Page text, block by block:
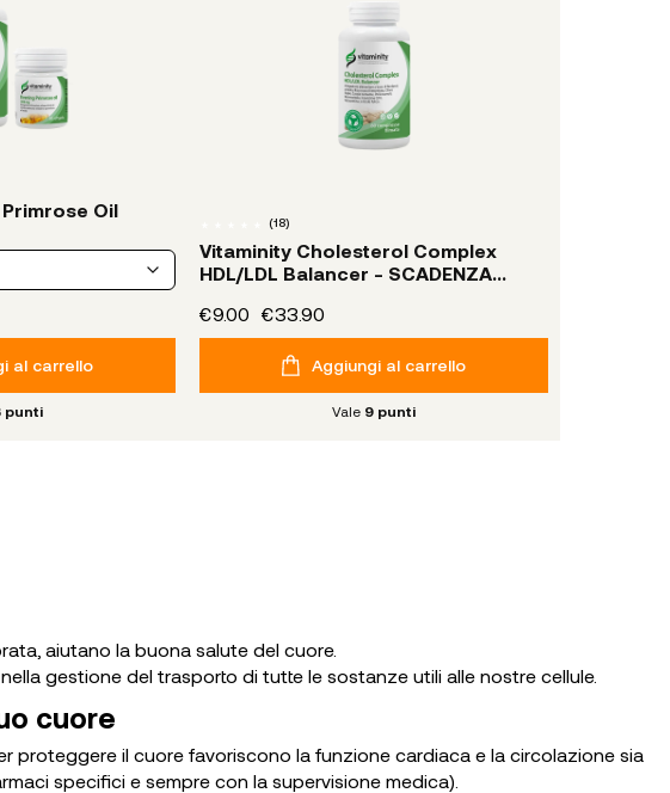
Oil
al carrello
punti
(18)
Vitaminity Cholesterol Complex
HDL/LDL Balancer - SCADENZA
€9.00 €33.90
Aggiungi al carrello
Vale 9 punti
aiutano la buona salute del cuore.
gestione del trasporto di tutte le sostanze utili alle nostre cellule.
cuore
proteggere il cuore favoriscono la funzione cardiaca e la circolazione sia
specifici e sempre con la supervisione medica).